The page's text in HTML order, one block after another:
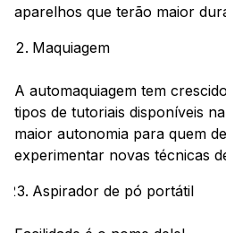
aparelhos que terão maior
Maquiagem
A automaquiagem tem
tipos de tutoriais disponíveis
maior autonomia para quem
experimentar novas técnicas
Aspirador de pó portátil